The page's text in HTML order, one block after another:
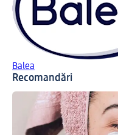
Balea
Recomandări